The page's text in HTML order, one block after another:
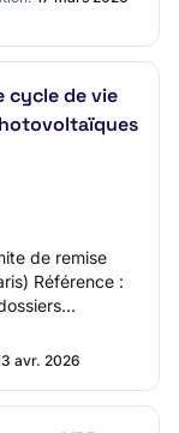
cycle de vie
de remise
Référence :
avr. 2026